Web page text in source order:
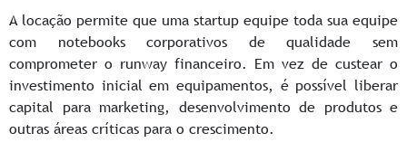
A locação permite que uma startup equipe toda sua equipe
com notebooks corporativos de qualidade sem
comprometer o runway financeiro. Em vez de custear o
investimento inicial em equipamentos, é possível liberar
capital para marketing, desenvolvimento de produtos e
outras áreas críticas para o crescimento.